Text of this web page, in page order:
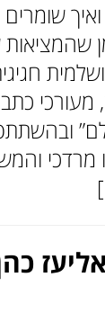
ואיך